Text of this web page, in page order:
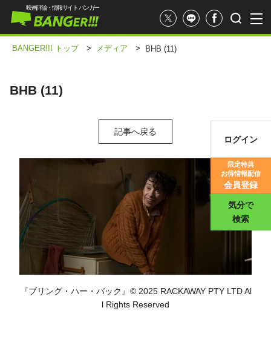
映画評価
映画評論・情報サイト バンガー
ログイン
限定特典
お得情報配信
会員登録
気分で
検索
BANGER!!! トップ > メディア > BHB (11)
BHB (11)
記事へ戻る
『ブリング・ハー・バック』© 2025 RACKAWAY PTY LTD Al
l Rights Reserved